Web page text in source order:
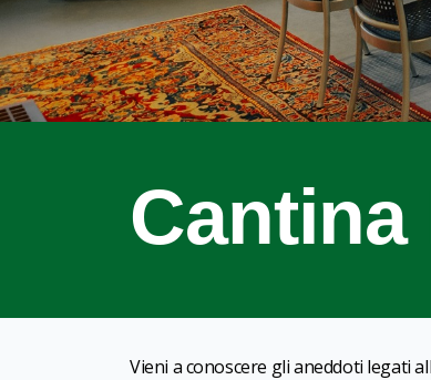
Vieni a conoscere gli aneddoti legati